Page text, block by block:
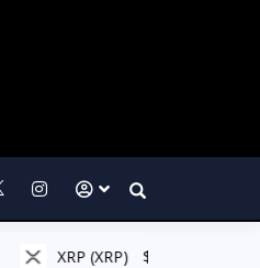
$1.05 1.70%